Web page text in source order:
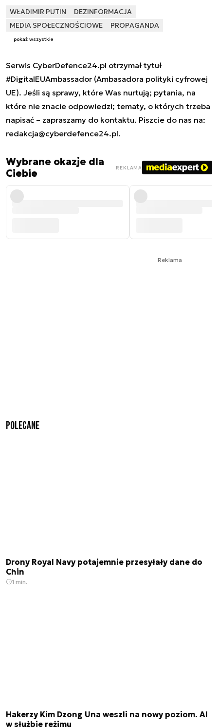
WŁADIMIR PUTIN
DEZINFORMACJA
MEDIA SPOŁECZNOŚCIOWE
PROPAGANDA
pokaż wszystkie
Serwis CyberDefence24.pl otrzymał tytuł
#DigitalEUAmbassador (Ambasadora polityki cyfrowej
UE). Jeśli są sprawy, które Was nurtują; pytania, na
które nie znacie odpowiedzi; tematy, o których trzeba
napisać – zapraszamy do kontaktu. Piszcie do nas na:
redakcja@cyberdefence24.pl.
Wybrane okazje dla
Ciebie
REKLAMA
Reklama
Polecane
Drony Royal Navy potajemnie przesyłały dane do
Chin
1 min.
Hakerzy Kim Dzong Una weszli na nowy poziom. AI
w służbie reżimu